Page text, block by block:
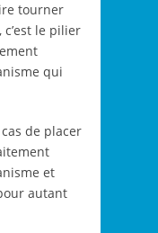
tourner
le pilier
qui
de placer
et
autant